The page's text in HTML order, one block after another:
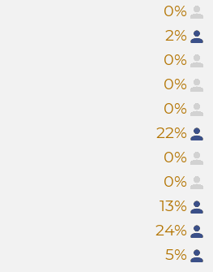
0%
2%
0%
0%
0%
22%
0%
0%
13%
24%
5%